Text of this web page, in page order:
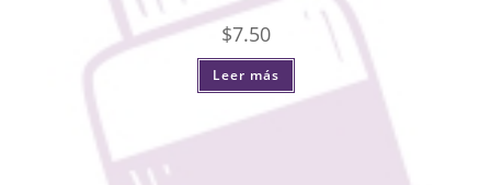
$7.50
Leer más